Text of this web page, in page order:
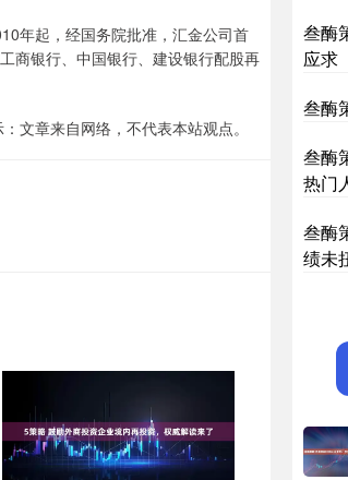
年起，经国务院批准，汇金公司首
商银行、中国银行、建设银行配股再
文章来自网络，不代表本站观点。
叁酶
应求
叁酶
叁酶
热门
叁酶
绩未